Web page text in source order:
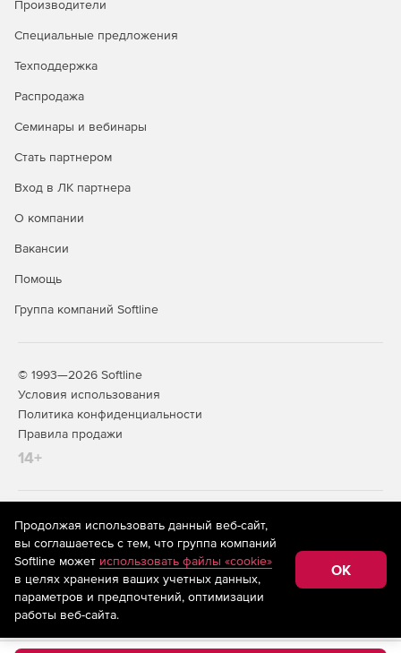
Производители
Специальные предложения
Техподдержка
Распродажа
Семинары и вебинары
Стать партнером
Вход в ЛК партнера
О компании
Вакансии
Помощь
Группа компаний Softline
© 1993—2026 Softline
Условия использования
Политика конфиденциальности
Правила продажи
14+
На информационном ресурсе store.softline.ru применяются
рекомендательные технологии
(информационные технологии
предоставления информации на основе сбора,
систематизации и анализа сведений, относящихся к
предпочтениям пользователей сети «Интернет»,
находящихся на территории Российской Федерации)
Продолжая использовать данный веб-сайт,
вы соглашаетесь с тем, что группа компаний
Softline может использовать файлы «cookie»
в целях хранения ваших учетных данных,
параметров и предпочтений, оптимизации
работы веб-сайта.
OK